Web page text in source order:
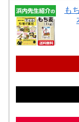
も